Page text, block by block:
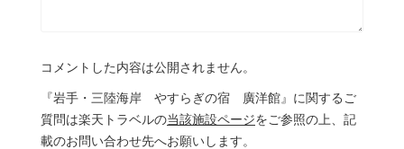
コメントした内容は公開されません。
『岩手・三陸海岸 やすらぎの宿 廣洋館』に関するご
質問は楽天トラベルの当該施設ページをご参照の上、記
載のお問い合わせ先へお願いします。